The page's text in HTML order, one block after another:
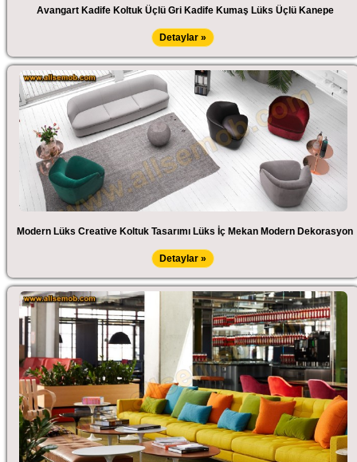
Avangart Kadife Koltuk Üçlü Gri Kadife Kumaş Lüks Üçlü Kanepe
Detaylar »
Modern Lüks Creative Koltuk Tasarımı Lüks İç Mekan Modern Dekorasyon
Detaylar »